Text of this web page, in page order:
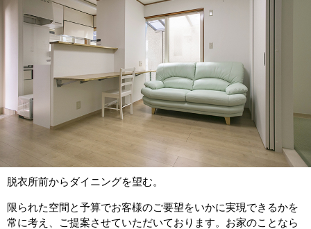
脱衣所前からダイニングを望む。
限られた空間と予算でお客様のご要望をいかに実現できるかを
常に考え、ご提案させていただいております。お家のことなら